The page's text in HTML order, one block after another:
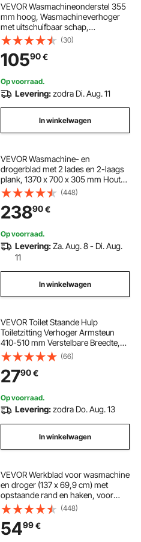
VEVOR Wasmachineonderstel 355
mm hoog, Wasmachineverhoger
met uitschuifbaar schap,
Draagvermogen van 318 kg,
Antislipvoetjes,
Wasdrogeronderstel, Sokkel,
Universeel compatibel, Wit, 2-pack
(30)
10590€
Op voorraad.
Levering:zodra Di. Aug. 11
In winkelwagen
VEVOR Wasmachine- en
drogerblad met 2 lades en 2-laags
plank, 1370 x 700 x 305 mm Houten
wasmachine- en drogerblad met
antislipmatten, waterbestendig
(448)
23890€
Op voorraad.
Levering:Za. Aug. 8 - Di. Aug.
11
In winkelwagen
VEVOR Toilet Staande Hulp
Toiletzitting Verhoger Armsteun
410-510 mm Verstelbare Breedte,
136 kg Draagvermogen Robuuste
Toilet Staande Hulp Toiletbeugels
Toiletzitting Verhoger Toiletbeugel
(66)
2790€
Op voorraad.
Levering:zodra Do. Aug. 13
In winkelwagen
VEVOR Werkblad voor wasmachine
en droger (137 x 69,9 cm) met
opstaande rand en haken, voor
organisatie en opbergruimte in
linnenkast, voorraadkast of
keukenblad, draagvermogen 113
kg, wit
(448)
5499€